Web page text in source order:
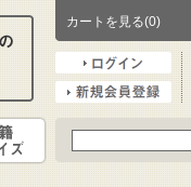
カートを見る(0)